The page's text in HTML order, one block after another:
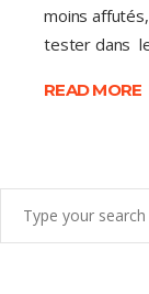
moins
tester dans
READ MORE